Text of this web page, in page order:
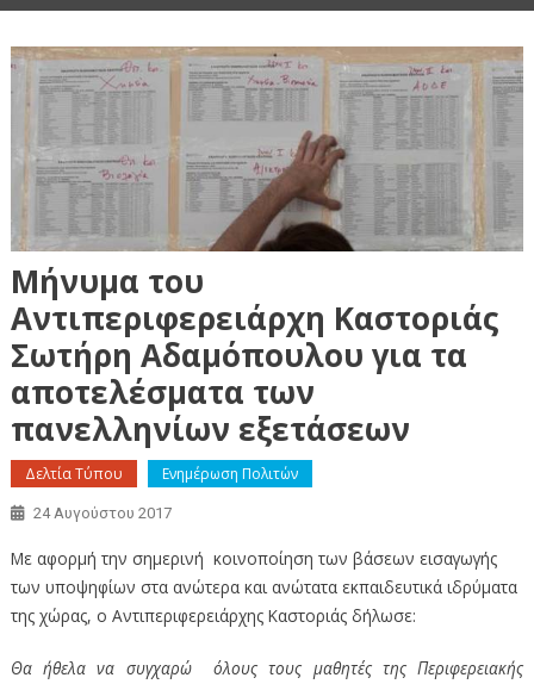
Μήνυμα του
Aντιπεριφερειάρχη Καστοριάς
Σωτήρη Αδαμόπουλου για τα
αποτελέσματα των
πανελληνίων εξετάσεων
Δελτία Τύπου Ενημέρωση Πολιτών
24 Αυγούστου 2017
Με αφορμή την σημερινή κοινοποίηση των βάσεων εισαγωγής
των υποψηφίων στα ανώτερα και ανώτατα εκπαιδευτικά ιδρύματα
της χώρας, ο Αντιπεριφερειάρχης Καστοριάς δήλωσε:
Θα ήθελα να συγχαρώ όλους τους μαθητές της Περιφερειακής